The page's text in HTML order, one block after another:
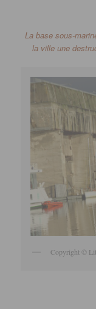
La base sous-
la ville une
Copyright ©